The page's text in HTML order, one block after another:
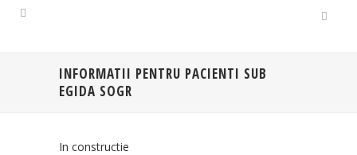
INFORMATII PENTRU PACIENTI SUB
EGIDA SOGR
In constructie